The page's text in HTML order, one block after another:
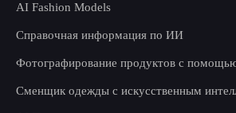
AI Fashion Models
Справочная информация по ИИ
Фотографирование продуктов с помощью
Сменщик одежды с искусственным